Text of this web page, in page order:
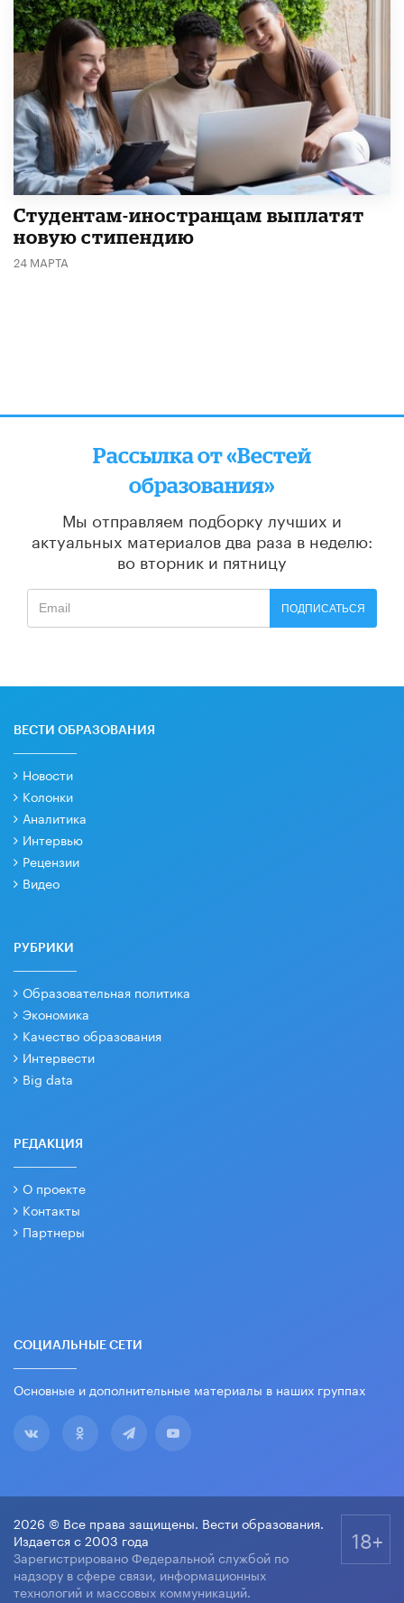
Студентам-иностранцам выплатят
новую стипендию
24 МАРТА
Рассылка от «Вестей
образования»
Мы отправляем подборку лучших и
актуальных материалов два раза в неделю:
во вторник и пятницу
ПОДПИСАТЬСЯ
ВЕСТИ ОБРАЗОВАНИЯ
Новости
Колонки
Аналитика
Интервью
Рецензии
Видео
РУБРИКИ
Образовательная политика
Экономика
Качество образования
Интервести
Big data
РЕДАКЦИЯ
О проекте
Контакты
Партнеры
СОЦИАЛЬНЫЕ СЕТИ
Основные и дополнительные материалы в наших группах
2026 © Все права защищены. Вести образования.
Издается с 2003 года
Зарегистрировано Федеральной службой по
надзору в сфере связи, информационных
технологий и массовых коммуникаций.
18+